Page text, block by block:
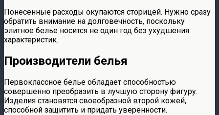
Понесенные расходы окупаются сторицей. Нужно сразу
обратить внимание на долговечность, поскольку
элитное белье носится не один год без ухудшения
характеристик.
Производители белья
Первоклассное белье обладает способностью
совершенно преобразить в лучшую сторону фигуру.
Изделия становятся своеобразной второй кожей,
способной защитить и придать уверенности.